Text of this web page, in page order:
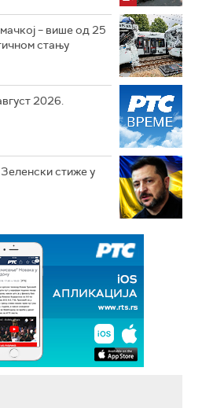
– више од 25
стању
2026.
стиже у